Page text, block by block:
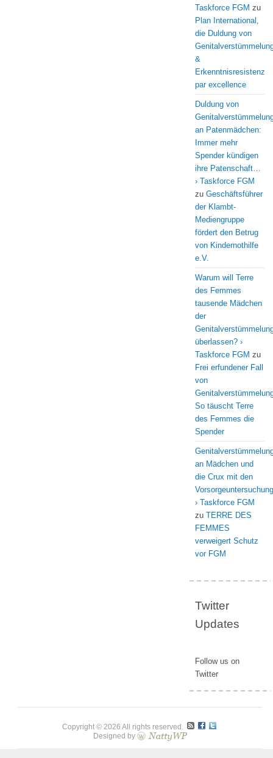
Taskforce FGM zu
Plan International,
die Duldung von
&
Erkenntnisresistenz
par excellence
Duldung von
an Patenmädchen:
Immer mehr
Spender kündigen
ihre Patenschaft…
› Taskforce FGM
zu Geschäftsführer
der Klambt-
Mediengruppe
fördert den Betrug
von Kindernothilfe
e.V.
Warum will Terre
des Femmes
tausende Mädchen
der
überlassen? ›
Taskforce FGM zu
Frei erfundener Fall
von
So täuscht Terre
des Femmes die
Spender
an Mädchen und
die Crux mit den
› Taskforce FGM
zu TERRE DES
FEMMES
verweigert Schutz
vor FGM
Twitter
Updates
Follow us on
Twitter
Copyright © 2026 All rights reserved.
Designed by